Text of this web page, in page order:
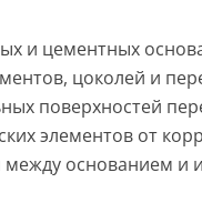
и цементных
цоколей и
поверхностей
элементов от
между основанием и